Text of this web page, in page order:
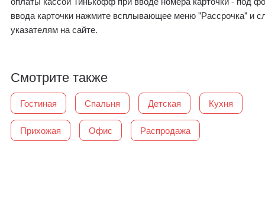
ввода карточки нажмите всплывающее меню "Рассрочка" и
указателям на сайте.
Смотрите также
Гостиная Спальня Детская Кухня
Прихожая Офис Распродажа